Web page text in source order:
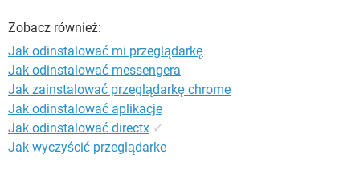
Zobacz również:
Jak odinstalować mi przeglądarkę
Jak odinstalować messengera
Jak zainstalować przeglądarkę chrome
Jak odinstalować aplikacje
Jak odinstalować directx ✓
Jak wyczyścić przeglądarke